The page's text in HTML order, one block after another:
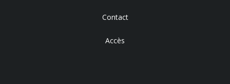
Contact
Accès